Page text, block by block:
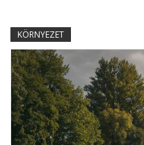
KÖRNYEZET